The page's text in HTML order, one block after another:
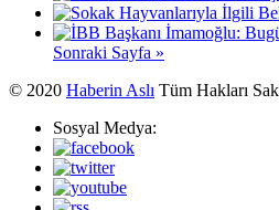
Sonraki Sayfa »
© 2020 Haberin Aslı Tüm Hakları
Sosyal Medya: